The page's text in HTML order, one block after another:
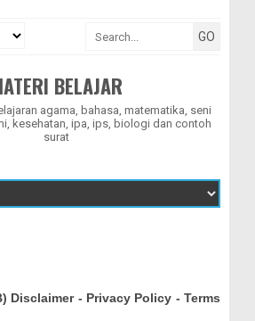
BELAJAR
agama, bahasa, matematika, seni
kesehatan, ipa, ips, biologi dan contoh
surat
Disclaimer - Privacy Policy - Terms